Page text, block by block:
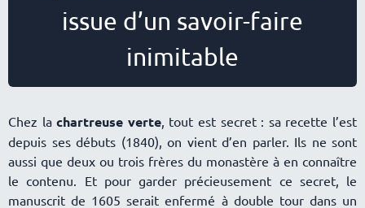
issue d’un savoir-faire
inimitable
Chez lachartreuse verte, tout est secret : sa recette l’est
depuis ses débuts (1840), on vient d’en parler. Ils ne sont
aussi que deux ou trois frères du monastère à en connaître
le contenu. Et pour garder précieusement ce secret, le
manuscrit de 1605 serait enfermé à double tour dans un